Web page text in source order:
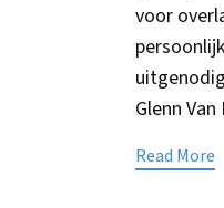
voor
Glenn
Read More